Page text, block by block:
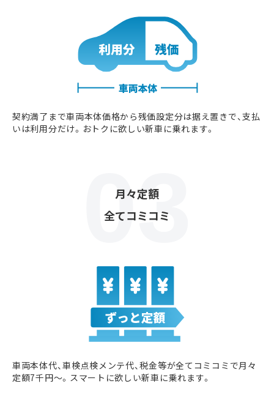
契約満了まで車両本体価格から残価設定分は据え置きで、支払
いは利用分だけ。おトクに欲しい新車に乗れます。
月々定額
全てコミコミ
車両本体代、車検点検メンテ代、税金等が全てコミコミで月々
定額7千円〜。スマートに欲しい新車に乗れます。